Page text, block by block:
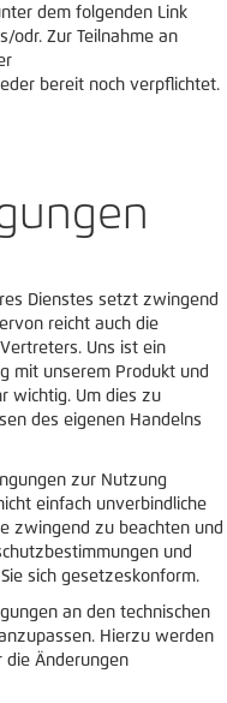
dem folgenden Link
odr. Zur Teilnahme an
bereit noch verpflichtet.
Dienstes setzt zwingend
reicht auch die
Uns ist ein
mit unserem Produkt und
wichtig. Um dies zu
des eigenen Handelns
zur Nutzung
einfach unverbindliche
zwingend zu beachten und
und
sich gesetzeskonform.
an den technischen
Hierzu werden
die Änderungen